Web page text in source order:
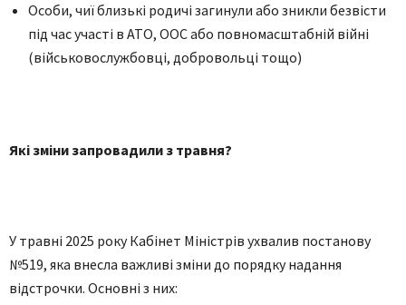
Особи, чиї близькі родичі загинули або зникли безвісти
під час участі в АТО, ООС або повномасштабній війні
(військовослужбовці, добровольці тощо)
Які зміни запровадили з травня?
У травні 2025 року Кабінет Міністрів ухвалив постанову
№519, яка внесла важливі зміни до порядку надання
відстрочки. Основні з них: